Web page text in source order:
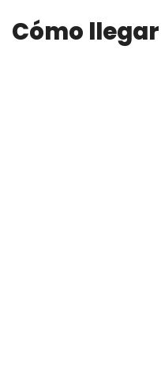
Cómo llegar